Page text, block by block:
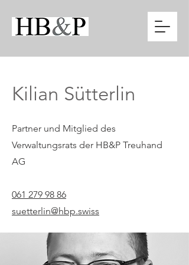
Kilian Sütterlin
Partner und Mitglied des
Verwaltungsrats der HB&P Treuhand
AG
061 279 98 86
suetterlin@hbp.swiss